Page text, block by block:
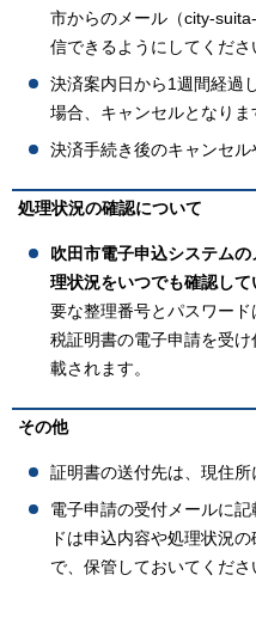
市からのメール（city-
信できるようにしてくださ
決済案内日から1週間経過
場合、キャンセルとなりま
決済手続き後のキャンセル
処理状況の確認について
吹田市電子申込システム
理状況をいつでも確認して
要な整理番号とパスワー
税証明書の電子申請を受
載されます。
その他
証明書の送付先は、現住所
電子申請の受付メールに
ドは申込内容や処理状況
で、保管しておいてくださ